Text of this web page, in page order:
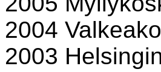
2004
2003